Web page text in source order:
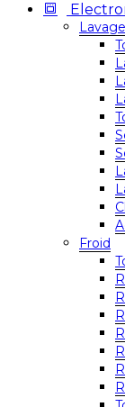
Froid